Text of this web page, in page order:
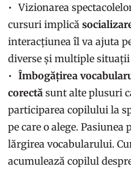
Vizionarea
cursuri implică
interacțiunea îl va ajuta
diverse și multiple situații
Îmbogățirea
corectă sunt alte plusuri
participarea copilului la
pe care o alege.
lărgirea vocabularului.
acumulează copilul